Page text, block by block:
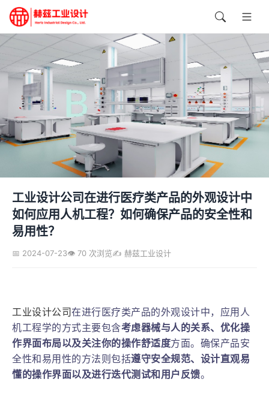
工业设计公司在进行医疗类产品的外观设计中
如何应用人机工程？如何确保产品的安全性和
易用性？
📅 2024-07-23👁️ 70 次浏览✍️ 赫兹工业设计
工业设计公司在进行医疗类产品的外观设计中，应用人
机工程学的方式主要包含考虑器械与人的关系、优化操
作界面布局以及关注你的操作舒适度方面。确保产品安
全性和易用性的方法则包括遵守安全规范、设计直观易
懂的操作界面以及进行迭代测试和用户反馈。